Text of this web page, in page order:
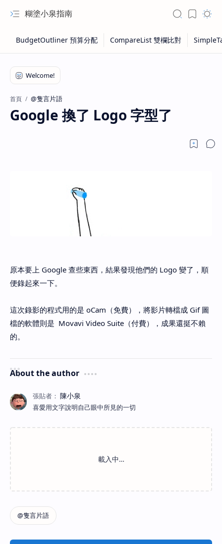
糊塗小泉指南
首頁 @隻言片語
Google 換了 Logo 字型了
原本要上 Google 查些東西，結果發現他們的 Logo 變了，順
便錄起來一下。
這次錄影的程式用的是 oCam（免費），將影片轉檔成 Gif 圖
檔的軟體則是 Movavi Video Suite（付費），成果還挺不賴
的。
About the author
喜愛用文字說明自己眼中所見的一切